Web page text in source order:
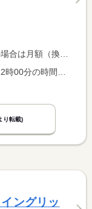
は時間額を表示しています。
り転載)
ングリッ